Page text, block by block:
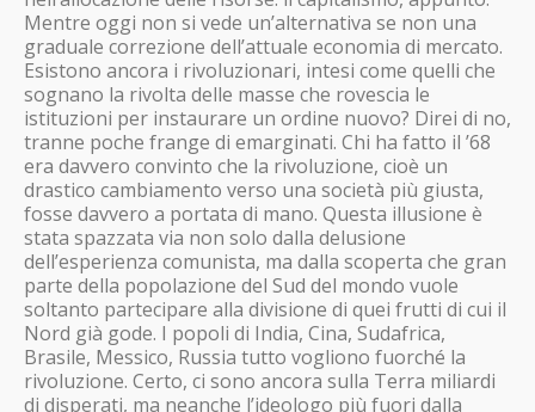
Mentre oggi non si vede un’alternativa se non una
graduale correzione dell’attuale economia di mercato.
Esistono ancora i rivoluzionari, intesi come quelli che
sognano la rivolta delle masse che rovescia le
istituzioni per instaurare un ordine nuovo? Direi di no,
tranne poche frange di emarginati. Chi ha fatto il ’68
era davvero convinto che la rivoluzione, cioè un
drastico cambiamento verso una società più giusta,
fosse davvero a portata di mano. Questa illusione è
stata spazzata via non solo dalla delusione
dell’esperienza comunista, ma dalla scoperta che gran
parte della popolazione del Sud del mondo vuole
soltanto partecipare alla divisione di quei frutti di cui il
Nord già gode. I popoli di India, Cina, Sudafrica,
Brasile, Messico, Russia tutto vogliono fuorché la
rivoluzione. Certo, ci sono ancora sulla Terra miliardi
di disperati, ma neanche l’ideologo più fuori dalla